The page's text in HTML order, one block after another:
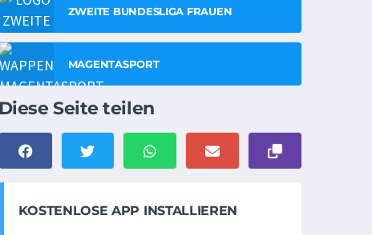
ZWEITE BUNDESLIGA FRAUEN
MAGENTASPORT
Diese Seite teilen
KOSTENLOSE APP INSTALLIEREN